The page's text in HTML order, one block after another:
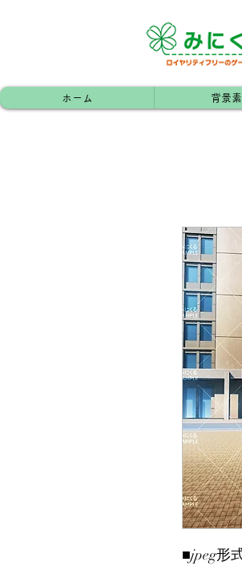
ホーム 背景
■jpeg形